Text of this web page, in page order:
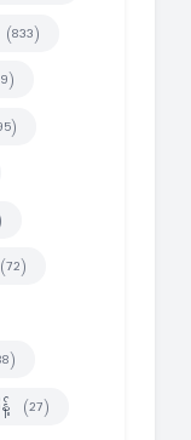
(833)
(72)
(27)